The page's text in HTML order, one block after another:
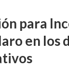
para
en los